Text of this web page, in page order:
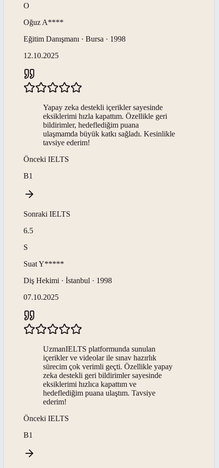
O
Oğuz A****
Eğitim Danışmanı · Bursa · 1998
12.10.2025
Yapay zeka destekli içerikler sayesinde
eksiklerimi hızla kapattım. Özellikle geri
bildirimler, hedeflediğim puana
ulaşmamda büyük katkı sağladı. Kesinlikle
tavsiye ederim!
Önceki IELTS
B1
Sonraki IELTS
6.5
S
SuatY*****
Diş Hekimi · İstanbul · 1998
07.10.2025
UzmanIELTS platformunda sunulan
içerikler ve videolar ile sınav hazırlık
sürecim çok verimli geçti. Özellikle yapay
zeka destekli geri bildirimler sayesinde
eksiklerimi hızlıca kapattım ve
hedeflediğim puana ulaştım. Tavsiye
ederim!
Önceki IELTS
B1